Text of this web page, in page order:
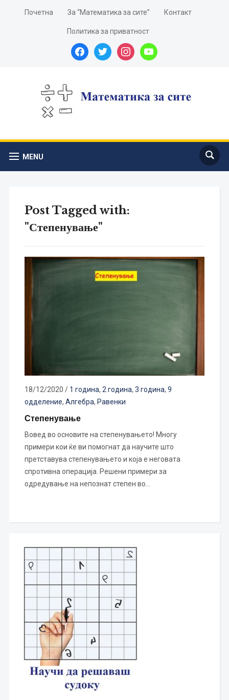
Почетна За “Математика за сите” Контакт
Политика за приватност
facebooktwitter instagramyoutube
MENU
Post Tagged with:
"Степенување"
18/12/2020 / 1 година, 2 година, 3 година, 9
одделение, Алгебра, Равенки
Степенување
Вовед во основите на степенувањето! Многу
примери кои ќе ви помогнат да научите што
претставува степенувањето и која е неговата
спротивна операција. Решени примери за
одредување на непознат степен во…